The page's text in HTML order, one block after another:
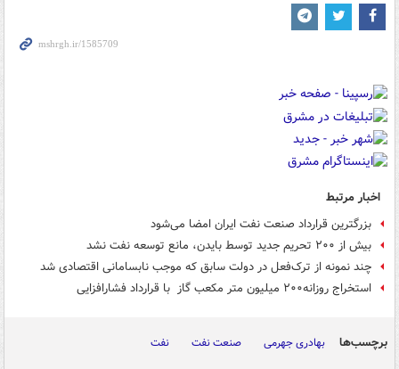
اخبار مرتبط
بزرگترین قرارداد صنعت نفت ایران امضا می‌شود
بیش از ۲۰۰ تحریم جدید توسط بایدن، مانع توسعه نفت نشد
چند نمونه از ترک‌فعل در دولت سابق که موجب نابسامانی اقتصادی شد
استخراج روزانه۲۰۰ میلیون متر مکعب گاز با قرارداد فشارافزایی
برچسب‌ها بهادری جهرمی صنعت نفت نفت